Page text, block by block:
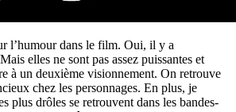
l’humour dans le film. Oui, il y a
elles ne sont pas assez puissantes et
à un deuxième visionnement. On retrouve
chez les personnages. En plus, je
plus drôles se retrouvent dans les bandes-